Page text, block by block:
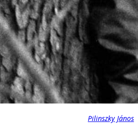
Pilinszky János